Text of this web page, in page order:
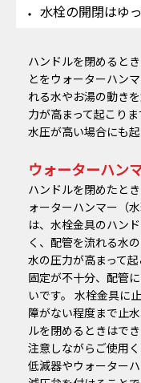
水栓の開閉はゆ
ハンドルを閉めると
とをウォーターハン
れる水やお湯の動き
力が高まって起こり
水圧が高い場合にも
ウォーターハン
ハンドルを閉めたと
ォーターハンマー（
は、水栓金具のハン
く、配管を流れる水
水の圧力が高まって
固定が不十分、配管
いです。 水栓金具に
障がない程度まで止
ルを閉めるときはで
注意しながらご使用
低減器やウォーター